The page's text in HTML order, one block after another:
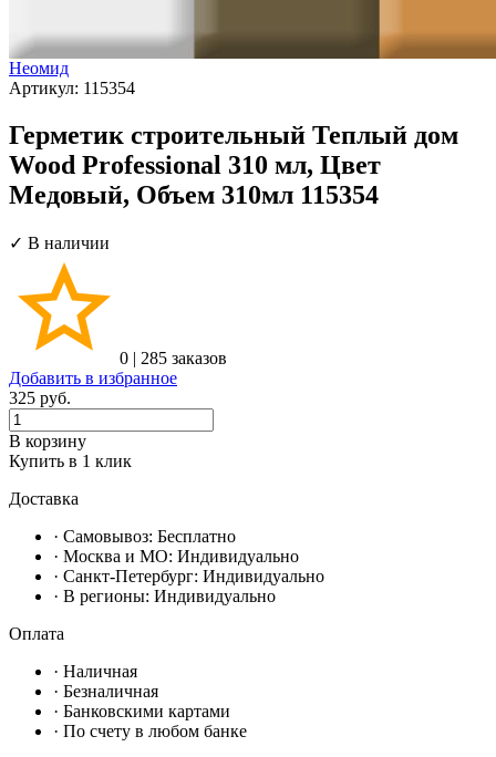
Неомид
Артикул: 115354
Герметик строительный Теплый дом
Wood Professional 310 мл, Цвет
Медовый, Объем 310мл 115354
✓ В наличии
0 | 285 заказов
Добавить в избранное
325 руб.
В корзину
Купить в 1 клик
Доставка
· Самовывоз: Бесплатно
· Москвa и МО: Индивидуально
· Санкт-Петербург: Индивидуально
· В регионы: Индивидуально
Оплата
· Наличная
· Безналичная
· Банковскими картами
· По счету в любом банке